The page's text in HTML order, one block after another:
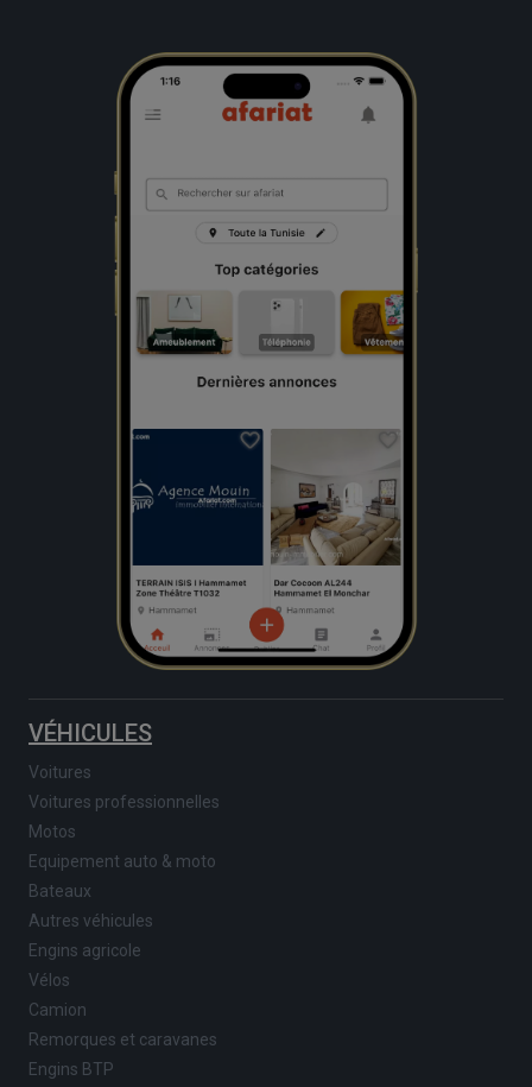
VÉHICULES
Voitures
Voitures professionnelles
Motos
Equipement auto & moto
Bateaux
Autres véhicules
Engins agricole
Vélos
Camion
Remorques et caravanes
Engins BTP